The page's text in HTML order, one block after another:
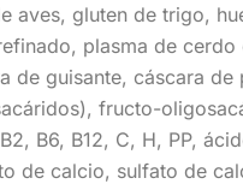
aves, gluten de trigo,
plasma de
de guisante, cáscara
fructo-
B6, B12, C, H, PP,
de calcio, sulfato de